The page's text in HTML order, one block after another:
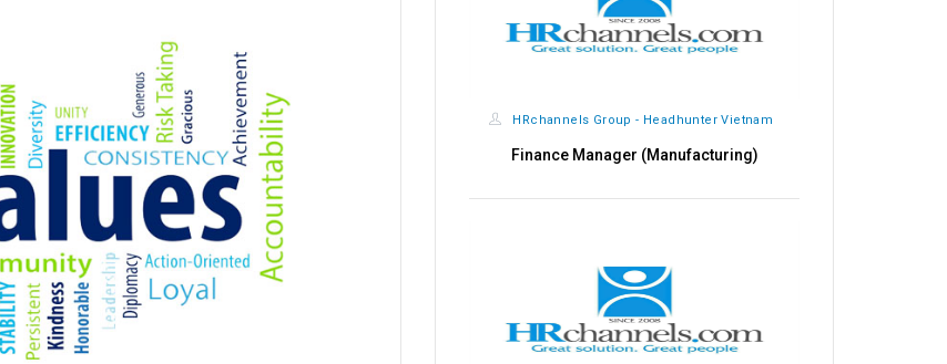
HRchannels Group - Headhunter Vietnam
Project Electrical Engineer
HRchannels Group - Headhunter Vietnam
Finance Manager (Manufacturing)